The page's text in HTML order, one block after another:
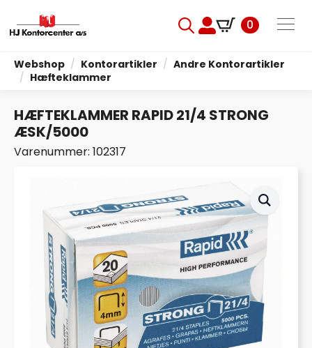
for:
0
Webshop Kontorartikler
Andre Kontorartikler
Hæfteklammer
HÆFTEKLAMMER RAPID 21/4 STRONG
ÆSK/5000
Varenummer: 102317